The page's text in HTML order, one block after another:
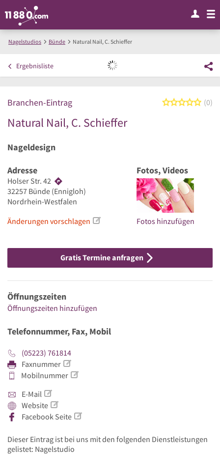
Nagelstudios Bünde Natural Nail, C. Schieffer
Ergebnisliste
Branchen-Eintrag 00
Natural Nail, C. Schieffer
Nageldesign
Adresse
Holser Str. 42
32257 Bünde (Ennigloh)
Nordrhein-Westfalen
Änderungen vorschlagen
Fotos, Videos
Fotos hinzufügen
Gratis Termine anfragen
Öffnungszeiten
Öffnungszeiten hinzufügen
Telefonnummer, Fax, Mobil
(05223) 761814
Faxnummer
Mobilnummer
E-Mail
Website
Facebook Seite
Dieser Eintrag ist bei uns mit den folgenden Dienstleistungen
gelistet: Nagelstudio